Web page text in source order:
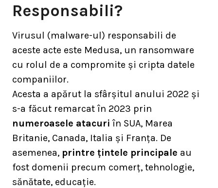
Responsabili?
Virusul (malware-ul) responsabili de
aceste acte este Medusa, un ransomware
cu rolul de a compromite și cripta datele
companiilor.
Acesta a apărut la sfârșitul anului 2022 și
s-a făcut remarcat în 2023 prin
numeroasele atacuri în SUA, Marea
Britanie, Canada, Italia și Franța. De
asemenea, printre țintele principale au
fost domenii precum comerț, tehnologie,
sănătate, educație.